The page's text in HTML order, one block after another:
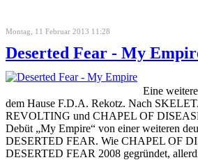
Montag, 11 Februar 2013 11:28
Deserted Fear - My
Eine
dem Hause F.D.A. Rekotz. Nach
REVOLTING und CHAPEL OF
Debüt „My Empire“ von einer weiteren
DESERTED FEAR. Wie CHAPEL OF
DESERTED FEAR 2008 gegründet,